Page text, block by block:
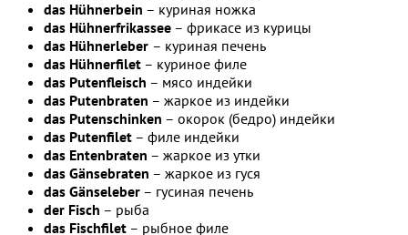
das Hühnerbein – куриная ножка
das Hühnerfrikassee – фрикасе из курицы
das Hühnerleber – куриная печень
das Hühnerfilet – куриное филе
das Putenfleisch – мясо индейки
das Putenbraten – жаркое из индейки
das Putenschinken – окорок (бедро) индейки
das Putenfilet – филе индейки
das Entenbraten – жаркое из утки
das Gänsebraten – жаркое из гуся
das Gänseleber – гусиная печень
der Fisch – рыба
das Fischfilet – рыбное филе